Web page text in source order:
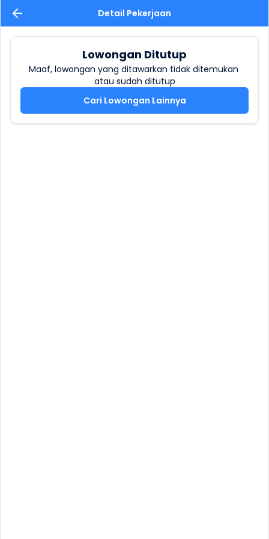
Detail Pekerjaan
Lowongan Ditutup
Maaf, lowongan yang ditawarkan tidak ditemukan
atau sudah ditutup
Cari Lowongan Lainnya